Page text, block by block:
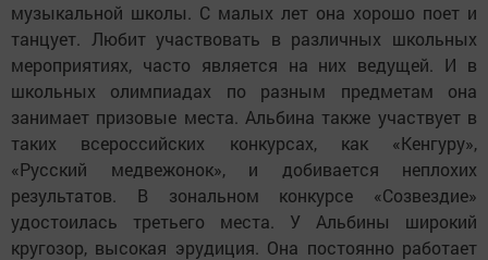
музыкальной школы. С малых лет она хорошо поет и
танцует. Любит участвовать в различных школьных
мероприятиях, часто является на них ведущей. И в
школьных олимпиадах по разным предметам она
занимает призовые места. Альбина также участвует в
таких всероссийских конкурсах, как «Кенгуру»,
«Русский медвежонок», и добивается неплохих
результатов. В зональном конкурсе «Созвездие»
удостоилась третьего места. У Альбины широкий
кругозор, высокая эрудиция. Она постоянно работает